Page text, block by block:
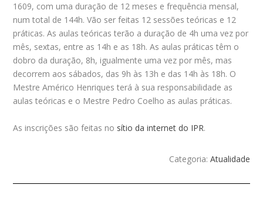
1609, com uma duração de 12 meses e frequência mensal,
num total de 144h. Vão ser feitas 12 sessões teóricas e 12
práticas. As aulas teóricas terão a duração de 4h uma vez por
mês, sextas, entre as 14h e as 18h. As aulas práticas têm o
dobro da duração, 8h, igualmente uma vez por mês, mas
decorrem aos sábados, das 9h às 13h e das 14h às 18h. O
Mestre Américo Henriques terá à sua responsabilidade as
aulas teóricas e o Mestre Pedro Coelho as aulas práticas.
As inscrições são feitas no sítio da internet do IPR.
Categoria: Atualidade